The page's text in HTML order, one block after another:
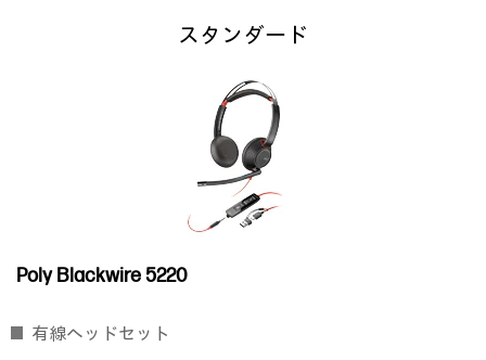
スタンダード
Poly Blackwire 5220
有線ヘッドセット